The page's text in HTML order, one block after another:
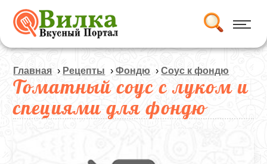
Главная › Рецепты ›Фондю ›Соус к фондю
Томатный соус с луком и
специями для фондю